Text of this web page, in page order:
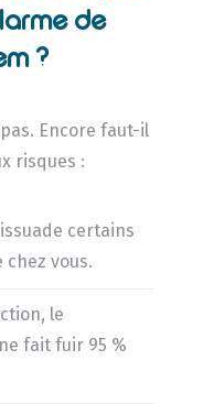
de
?
Encore faut-il
risques :
certains
vous.
le
fait fuir 95 %